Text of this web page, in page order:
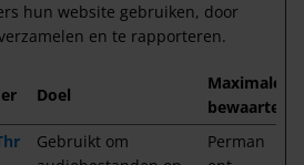
hun website gebruiken, door
en te rapporteren.
Doel
Maximale
Gebruikt om
Perman